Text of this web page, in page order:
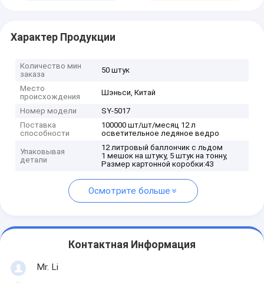
Характер Продукции
Количество мин
заказа
50 штук
Место
происхождения
Шэньси, Китай
Номер модели
SY-5017
Поставка
способности
100000 шт/шт/месяц 12 л
осветительное ледяное ведро
Упаковывая
детали
12 литровый баллончик с льдом
1 мешок на штуку, 5 штук на тонну,
Размер картонной коробки:43
Осмотрите больше
Контактная Информация
Mr. Li